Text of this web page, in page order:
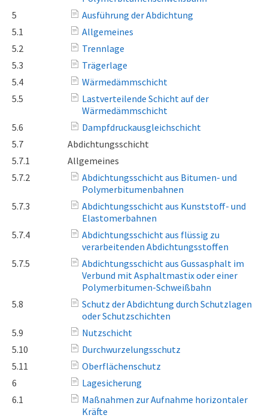
5
Ausführung der Abdichtung
5.1
Allgemeines
5.2
Trennlage
5.3
Trägerlage
5.4
Wärmedämmschicht
5.5
Lastverteilende Schicht auf der
Wärmedämmschicht
5.6
Dampfdruckausgleichschicht
5.7
Abdichtungsschicht
5.7.1
Allgemeines
5.7.2
Abdichtungsschicht aus Bitumen- und
Polymerbitumenbahnen
5.7.3
Abdichtungsschicht aus Kunststoff- und
Elastomerbahnen
5.7.4
Abdichtungsschicht aus flüssig zu
verarbeitenden Abdichtungsstoffen
5.7.5
Abdichtungsschicht aus Gussasphalt im
Verbund mit Asphaltmastix oder einer
Polymerbitumen-Schweißbahn
5.8
Schutz der Abdichtung durch Schutzlagen
oder Schutzschichten
5.9
Nutzschicht
5.10
Durchwurzelungsschutz
5.11
Oberflächenschutz
6
Lagesicherung
6.1
Maßnahmen zur Aufnahme horizontaler
Kräfte